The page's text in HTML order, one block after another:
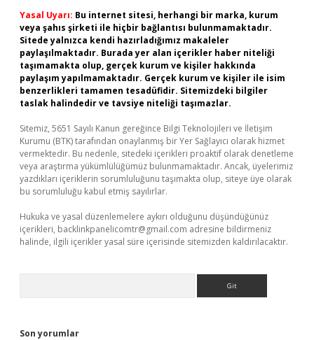
Yasal Uyarı: Bu internet sitesi, herhangi bir marka, kurum
veya şahıs şirketi ile hiçbir bağlantısı bulunmamaktadır.
Sitede yalnızca kendi hazırladığımız makaleler
paylaşılmaktadır. Burada yer alan içerikler haber niteliği
taşımamakta olup, gerçek kurum ve kişiler hakkında
paylaşım yapılmamaktadır. Gerçek kurum ve kişiler ile isim
benzerlikleri tamamen tesadüfidir. Sitemizdeki bilgiler
taslak halindedir ve tavsiye niteliği taşımazlar.
Sitemiz, 5651 Sayılı Kanun gereğince Bilgi Teknolojileri ve İletişim
Kurumu (BTK) tarafından onaylanmış bir Yer Sağlayıcı olarak hizmet
vermektedir. Bu nedenle, sitedeki içerikleri proaktif olarak denetleme
veya araştırma yükümlülüğümüz bulunmamaktadır. Ancak, üyelerimiz
yazdıkları içeriklerin sorumluluğunu taşımakta olup, siteye üye olarak
bu sorumluluğu kabul etmiş sayılırlar.
Hukuka ve yasal düzenlemelere aykırı olduğunu düşündüğünüz
içerikleri, backlinkpanelicomtr@gmail.com adresine bildirmeniz
halinde, ilgili içerikler yasal süre içerisinde sitemizden kaldırılacaktır.
Son yorumlar